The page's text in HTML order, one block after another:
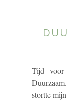
Tijd voor
stortte